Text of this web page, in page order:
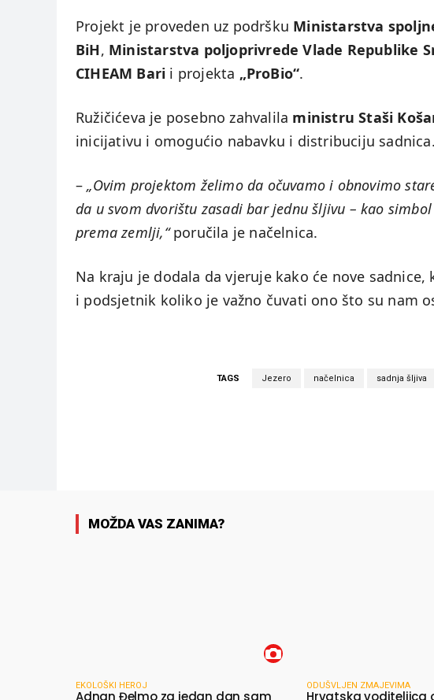
Projekt je proveden uz podršku Ministarstva
BiH, Ministarstva poljoprivrede Vlade Republike
CIHEAM Bari i projekta „ProBio“.
Ružičićeva je posebno zahvalila ministru Staši
inicijativu i omogućio nabavku i distribuciju sadnica.
–„Ovim projektom želimo da očuvamo i obnovimo
da u svom dvorištu zasadi bar jednu šljivu – kao
prema zemlji,“poručila je načelnica.
Na kraju je dodala da vjeruje kako će nove
i podsjetnik koliko je važno čuvati ono što su nam
TAGS Jezero načelnica sadnja šljiva
MOŽDA VAS ZANIMA?
EKOLOŠKI HEROJ
Adnan Đelmo za jedan dan sam
ODUŠVLJEN ZMAJEVIMA
Hrvatska voditeljica